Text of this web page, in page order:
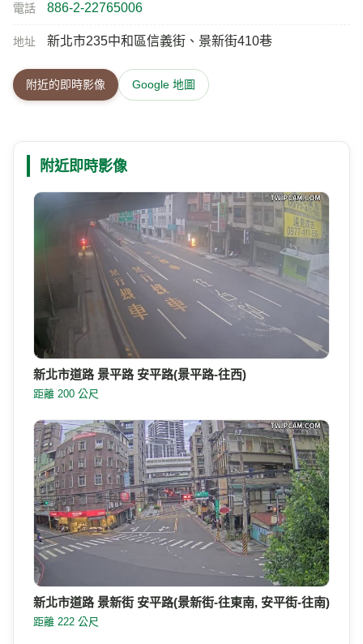
電話 886-2-22765006
地址 新北市235中和區信義街、景新街410巷
附近的即時影像 Google 地圖
附近即時影像
新北市道路 景平路 安平路(景平路-往西)
距離 200 公尺
新北市道路 景新街 安平路(景新街-往東南, 安平街-往南)
距離 222 公尺